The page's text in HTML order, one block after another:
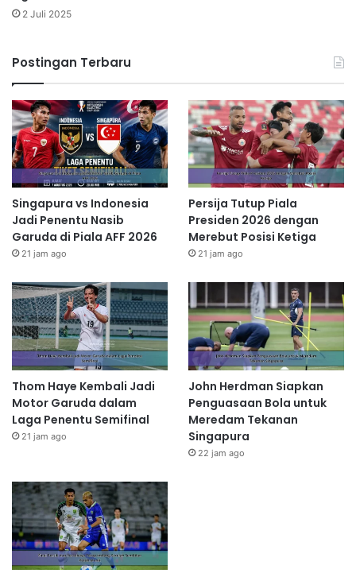
2 Juli 2025
Postingan Terbaru
Singapura vs Indonesia
Jadi Penentu Nasib
Garuda di Piala AFF 2026
21 jam ago
Persija Tutup Piala
Presiden 2026 dengan
Merebut Posisi Ketiga
21 jam ago
Thom Haye Kembali Jadi
Motor Garuda dalam
Laga Penentu Semifinal
21 jam ago
John Herdman Siapkan
Penguasaan Bola untuk
Meredam Tekanan
Singapura
22 jam ago